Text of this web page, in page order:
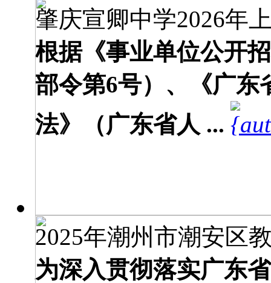
肇庆宣卿中学2026年
根据《事业单位公开
部令第6号）、《广东
法》（广东省人 ...
2025年潮州市潮安区
为深入贯彻落实广东